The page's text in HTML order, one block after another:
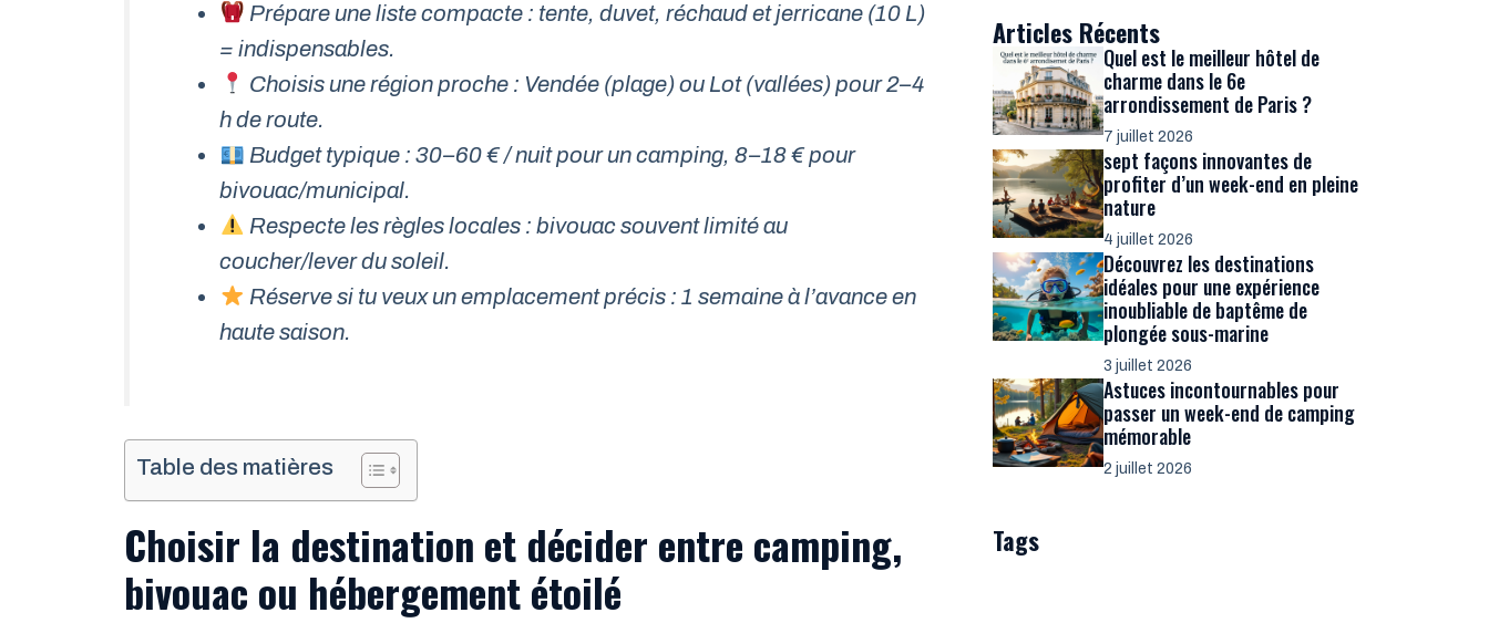
Prépare une liste compacte : tente, duvet, réchaud et jerricane (10 L)
= indispensables.
Choisis une région proche : Vendée (plage) ou Lot (vallées) pour 2–4
h de route.
Budget typique : 30–60 € / nuit pour un camping, 8–18 € pour
bivouac/municipal.
Respecte les règles locales : bivouac souvent limité au
coucher/lever du soleil.
Réserve si tu veux un emplacement précis : 1 semaine à l’avance en
haute saison.
Table des matières
Choisir la destination et décider entre camping,
bivouac ou hébergement étoilé
Articles Récents
Quel est le meilleur hôtel de
charme dans le 6e
arrondissement de Paris ?
7 juillet 2026
sept façons innovantes de
profiter d’un week-end en pleine
nature
4 juillet 2026
Découvrez les destinations
idéales pour une expérience
inoubliable de baptême de
plongée sous-marine
3 juillet 2026
Astuces incontournables pour
passer un week-end de camping
mémorable
2 juillet 2026
Tags